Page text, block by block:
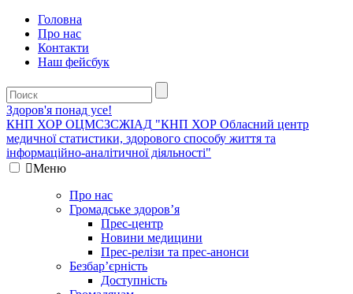
Головна
Про нас
Контакти
Наш фейсбук
Здоров'я понад усе!
КНП ХОР ОЦМСЗСЖIАД "КНП ХОР Обласний центр
медичної статистики, здорового способу життя та
інформаційно-аналітичної діяльності"
Меню
Про нас
Громадське здоров’я
Прес-центр
Новини медицини
Прес-релізи та прес-анонси
Безбар’єрність
Доступність